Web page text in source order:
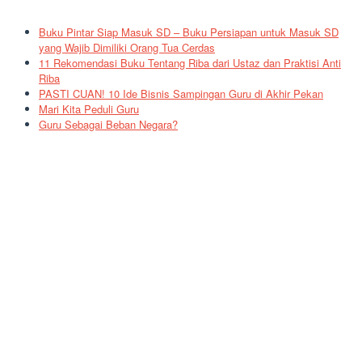
Buku Pintar Siap Masuk SD – Buku Persiapan untuk Masuk SD
yang Wajib Dimiliki Orang Tua Cerdas
11 Rekomendasi Buku Tentang Riba dari Ustaz dan Praktisi Anti
Riba
PASTI CUAN! 10 Ide Bisnis Sampingan Guru di Akhir Pekan
Mari Kita Peduli Guru
Guru Sebagai Beban Negara?